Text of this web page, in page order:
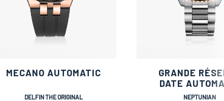
MECANO AUTOMATIC
DELFIN THE ORIGINAL
GRANDE
DATE
NEPTUNIAN